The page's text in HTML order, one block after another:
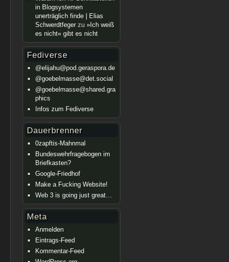
in Blogsystemen
unerträglich finde | Elias
Schwerdtfegerzu »Ich weiß
es nicht« gibt es nicht
Fediverse
@elijahu@pod.geraspora.de
@goebelmasse@det.social
@goebelmasse@shared.gra
phics
Infos zum Fediverse
Dauerbrenner
0zapftis-Mahnmal
Bundeswehrfragebogen im
Briefkasten?
Google-Friedhof
Make a Fucking Website!
Web 3 is going just great…
Meta
Anmelden
Eintrags-Feed
Kommentar-Feed